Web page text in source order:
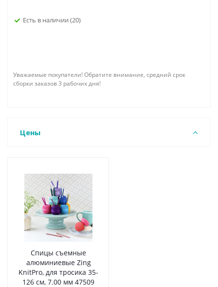
Есть в наличии (20)
Уважаемые покупатели! Обратите внимание, средний срок
сборки заказов 3 рабочих дня!
Цены
Спицы съемные
алюминиевые Zing
KnitPro, для тросика 35-
126 см, 7.00 мм 47509